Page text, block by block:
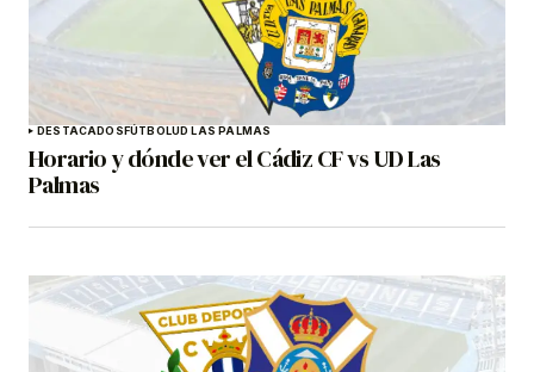
DESTACADOSFÚTBOLUD LAS PALMAS
Horario y dónde ver el Cádiz CF vs UD Las
Palmas